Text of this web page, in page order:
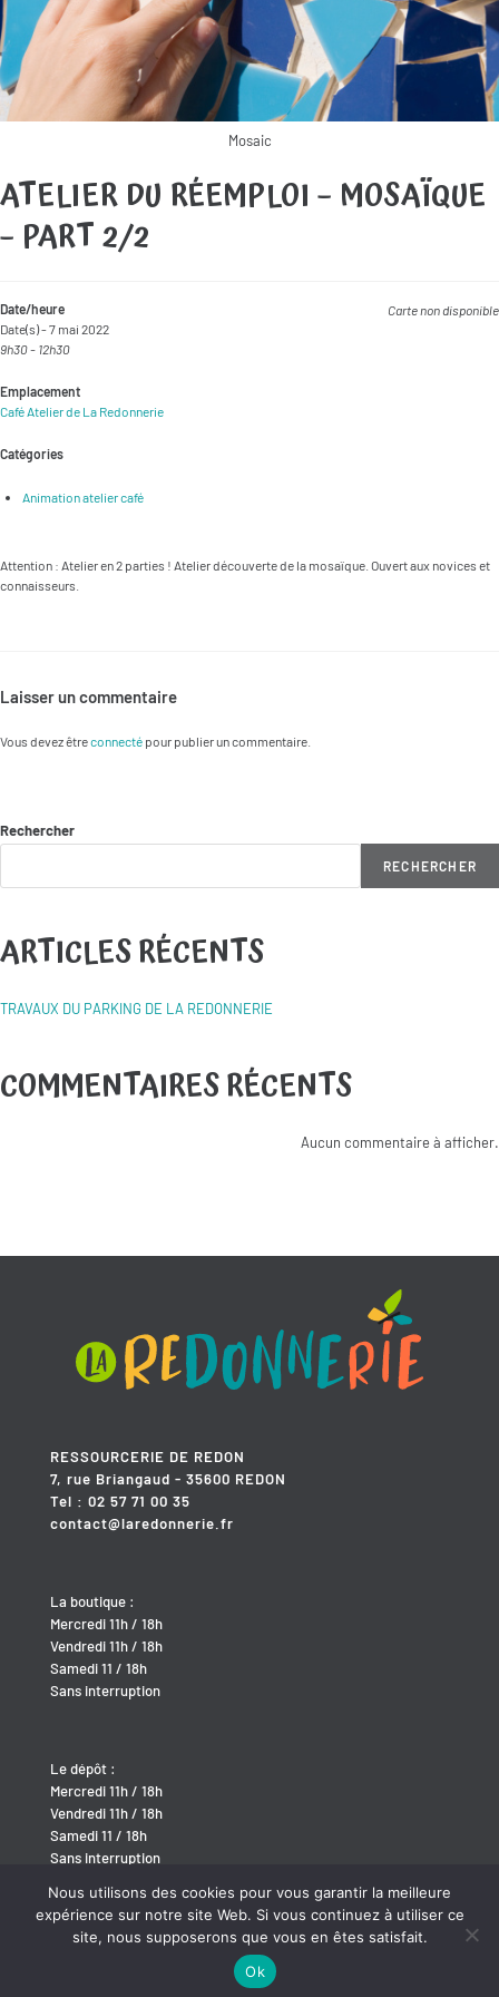
Mosaic
ATELIER DU RÉEMPLOI – MOSAÏQUE
– PART 2/2
Carte non disponible
Date/heure
Date(s) - 7 mai 2022
9h30 - 12h30
Emplacement
Café Atelier de La Redonnerie
Catégories
Animation atelier café
Attention : Atelier en 2 parties ! Atelier découverte de la mosaïque. Ouvert aux novices et
connaisseurs.
Laisser un commentaire
Vous devez êtreconnecté pour publier un commentaire.
Rechercher
RECHERCHER
ARTICLES RÉCENTS
TRAVAUX DU PARKING DE LA REDONNERIE
COMMENTAIRES RÉCENTS
Aucun commentaire à afficher.
RESSOURCERIE DE REDON
7, rue Briangaud - 35600 REDON
Tel : 02 57 71 00 35
contact@laredonnerie.fr
La boutique :
Mercredi 11h / 18h
Vendredi 11h / 18h
Samedi 11 / 18h
Sans interruption
Le dépôt :
Mercredi 11h / 18h
Vendredi 11h / 18h
Samedi 11 / 18h
Sans interruption
BABEL-WEB
Nous utilisons des cookies pour vous garantir la meilleure
expérience sur notre site Web. Si vous continuez à utiliser ce
site, nous supposerons que vous en êtes satisfait.
Ok